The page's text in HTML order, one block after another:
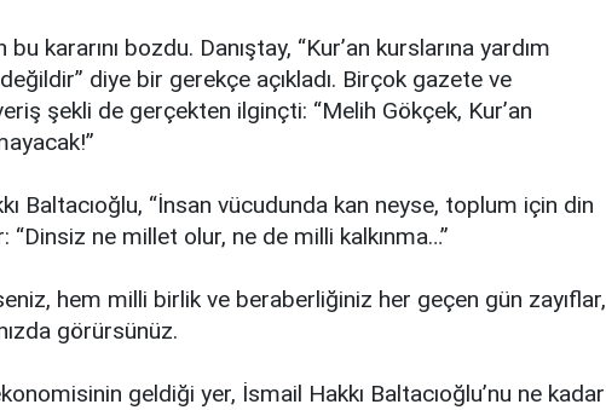
kararını bozdu. Danıştay, “Kur’an kurslarına yardım
diye bir gerekçe açıkladı. Birçok gazete ve
şekli de gerçekten ilginçti: “Melih Gökçek, Kur’an
Baltacıoğlu, “İnsan vücudunda kan neyse, toplum için din
“Dinsiz ne millet olur, ne de milli kalkınma…”
hem milli birlik ve beraberliğiniz her geçen gün zayıflar,
görürsünüz.
geldiği yer, İsmail Hakkı Baltacıoğlu’nu ne kadar